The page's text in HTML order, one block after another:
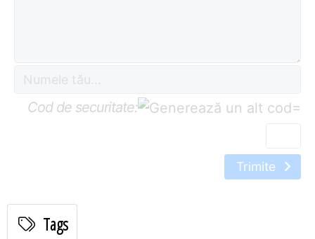
Cod de securitate: =
Trimite
Tags